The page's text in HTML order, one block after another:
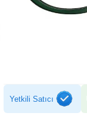
Yetkili Satıcı